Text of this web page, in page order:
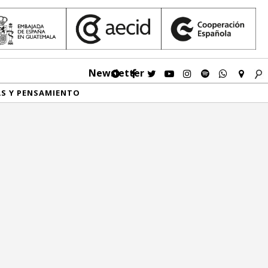
Newsletter
Y PENSAMIENTO